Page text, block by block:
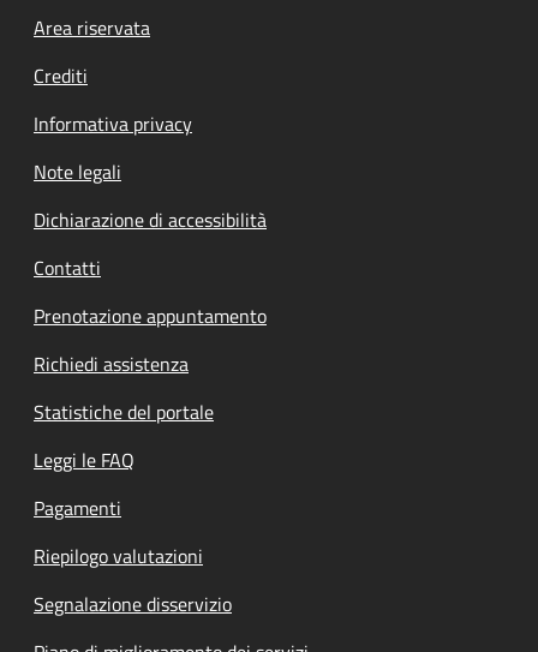
Footer menu
Area riservata
Crediti
Informativa privacy
Note legali
Dichiarazione di accessibilità
Contatti
Prenotazione appuntamento
Richiedi assistenza
Statistiche del portale
Leggi le FAQ
Pagamenti
Riepilogo valutazioni
Segnalazione disservizio